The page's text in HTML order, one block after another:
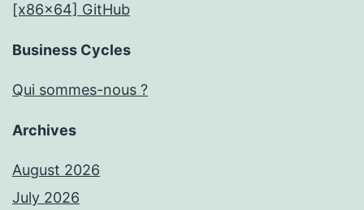
[x86x64] GitHub
Business Cycles
Qui sommes-nous ?
Archives
August 2026
July 2026